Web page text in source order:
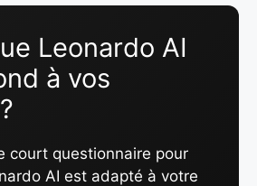
Leonardo AI
à vos
court questionnaire pour
AI est adapté à votre